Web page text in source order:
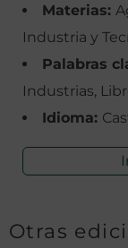
Materias:
Industria y
Palabras
Industrias,
Idioma:
Otras